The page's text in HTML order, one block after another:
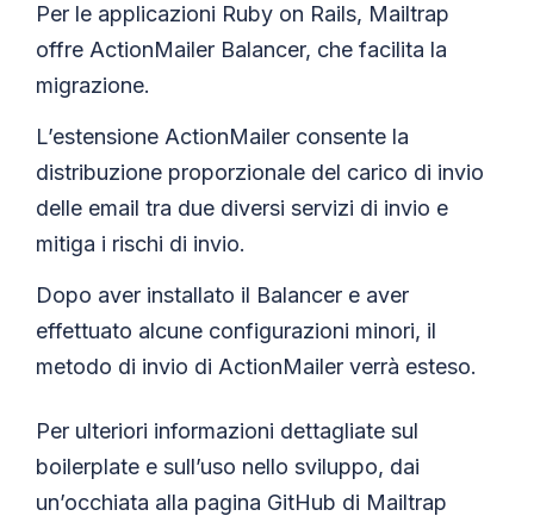
Per le applicazioni Ruby on Rails, Mailtrap
offre ActionMailer Balancer, che facilita la
migrazione.
L’estensione ActionMailer consente la
distribuzione proporzionale del carico di invio
delle email tra due diversi servizi di invio e
mitiga i rischi di invio.
Dopo aver installato il Balancer e aver
effettuato alcune configurazioni minori, il
metodo di invio di ActionMailer verrà esteso.
Per ulteriori informazioni dettagliate sul
boilerplate e sull’uso nello sviluppo, dai
un’occhiata alla pagina GitHub di Mailtrap